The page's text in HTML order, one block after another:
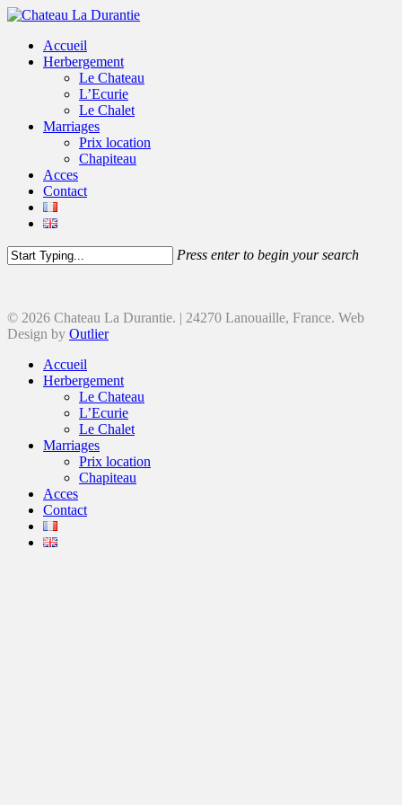
Accueil
Herbergement
Le Chateau
L’Ecurie
Le Chalet
Marriages
Prix location
Chapiteau
Acces
Contact
Press enter to begin your search
© 2026 Chateau La Durantie. | 24270 Lanouaille, France. Web
Design by Outlier
Accueil
Herbergement
Le Chateau
L’Ecurie
Le Chalet
Marriages
Prix location
Chapiteau
Acces
Contact